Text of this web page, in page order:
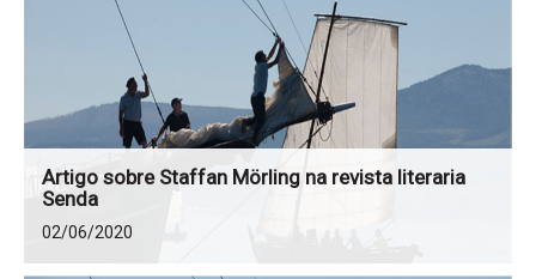
Artigo sobre Staffan Mörling na revista literaria
Senda
02/06/2020